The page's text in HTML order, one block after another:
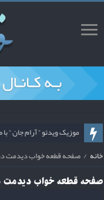
موزیک ویدئو ” آرام جان ”
ریمیکس قطعه پشیمان با
خانه / صفحه قطعه خواب دیدمت
صفحهقطعه خواب دیدمت